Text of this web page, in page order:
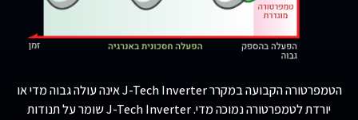
הטמפרטורה הקבועה במקרר J-TechInverter
אינה עולה גבוה מדי או
יורדת לטמפרטורה נמוכה מדי. J-TechInverter
שומר על תנודות